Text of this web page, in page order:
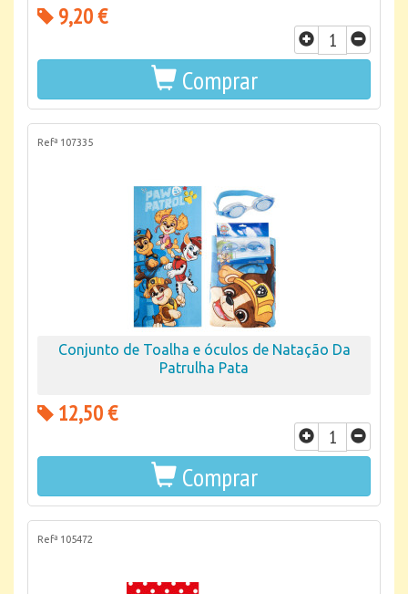
9,20 €
Comprar
Refª 107335
Conjunto de Toalha e óculos de Natação Da
Patrulha Pata
12,50 €
Comprar
Refª 105472